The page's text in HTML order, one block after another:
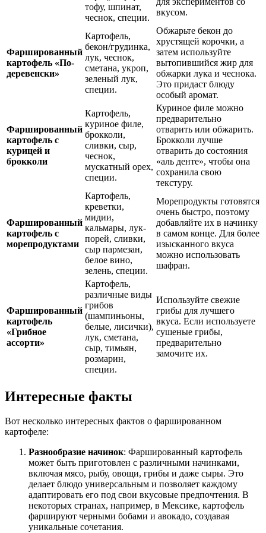
тофу, шпинат,
чеснок, специи.
вкусом.
Фаршированный
картофель «По-
деревенски»
Картофель,
бекон/грудинка,
лук, чеснок,
сметана, укроп,
зеленый лук,
специи.
Обжарьте бекон до
хрустящей корочки, а
затем используйте
вытопившийся жир для
обжарки лука и чеснока.
Это придаст блюду
особый аромат.
Фаршированный
картофель с
курицей и
брокколи
Картофель,
куриное филе,
брокколи,
сливки, сыр,
чеснок,
мускатный орех,
специи.
Куриное филе можно
предварительно
отварить или обжарить.
Брокколи лучше
отварить до состояния
«аль денте», чтобы она
сохранила свою
текстуру.
Фаршированный
картофель с
морепродуктами
Картофель,
креветки,
мидии,
кальмары, лук-
порей, сливки,
сыр пармезан,
белое вино,
зелень, специи.
Морепродукты готовятся
очень быстро, поэтому
добавляйте их в начинку
в самом конце. Для более
изысканного вкуса
можно использовать
шафран.
Фаршированный
картофель
«Грибное
ассорти»
Картофель,
различные виды
грибов
(шампиньоны,
белые, лисички),
лук, сметана,
сыр, тимьян,
розмарин,
специи.
Используйте свежие
грибы для лучшего
вкуса. Если используете
сушеные грибы,
предварительно
замочите их.
Интересные факты
Вот несколько интересных фактов о фаршированном
картофеле:
Разнообразие начинок: Фаршированный картофель
может быть приготовлен с различными начинками,
включая мясо, рыбу, овощи, грибы и даже сыры. Это
делает блюдо универсальным и позволяет каждому
адаптировать его под свои вкусовые предпочтения. В
некоторых странах, например, в Мексике, картофель
фаршируют черными бобами и авокадо, создавая
уникальные сочетания.